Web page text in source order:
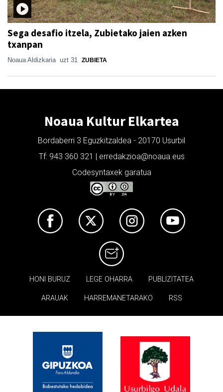
Sega desafio itzela, Zubietako jaien azken
txanpan
Noaua Aldizkaria uzt 31 ZUBIETA
Noaua Kultur Elkartea
Bordaberri 3 Eguzkitzaldea - 20170 Usurbil
Tf: 943 360 321 | erredakzioa@noaua.eus
Codesyntaxek garatua
HONI BURUZ LEGE OHARRA PUBLIZITATEA
ARAUAK HARREMANETARAKO RSS